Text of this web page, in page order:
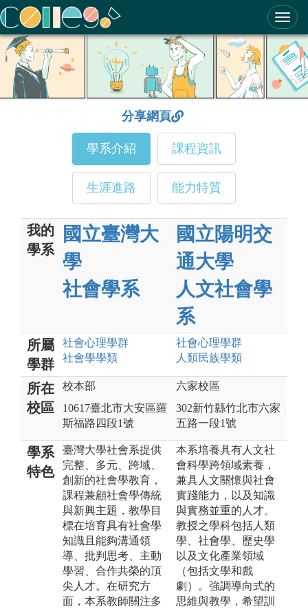
ColleGo! 大學選才與高中育才輔助系統
分享網頁
學系介紹 課程資訊
生涯進路 能力特質
我的
學系
國立臺灣大
學
社會學系
國立陽明交
通大學
人文社會學
系
所屬
學群
社會心理學群
社會學學類
社會心理學群
人類民族學類
所在
校區
校本部
10617臺北市大安區羅
斯福路四段1號
六家校區
302新竹縣竹北市六家
五路一段1號
學系
特色
臺灣大學社會系提供
完整、多元、跨域、
創新的社會學教育，
課程兼顧社會學傳統
與新興主題，教學目
標在培育具有社會學
知識且能夠溝通領
導、批判思考、主動
學習、合作共榮的頂
尖人才。在研究方
面，本系教師關注多
本系培養具有人文社
會科學跨領域素養，
兼具人文關懷與社會
實踐能力，以及知識
與實務並重的人才。
教授之學科包括人類
學、社會學、歷史學
以及文化產業領域
（包括文學和戲
劇）。強調導向式的
思維與教學，希望訓